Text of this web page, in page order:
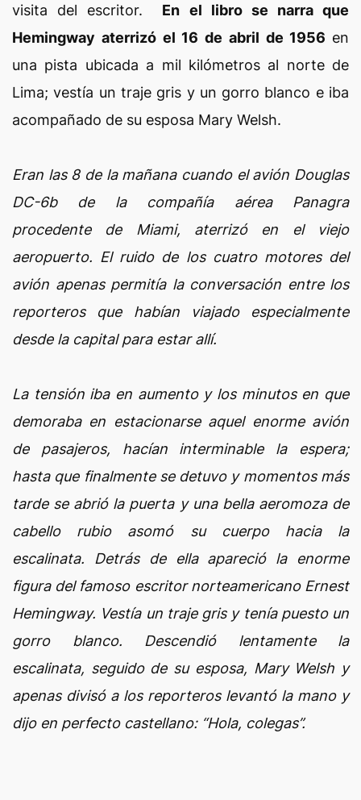
visita del escritor. En el libro se narra que
Hemingway aterrizó el 16 de abril de 1956 en
una pista ubicada a mil kilómetros al norte de
Lima; vestía un traje gris y un gorro blanco e iba
acompañado de su esposa Mary Welsh.
Eran las 8 de la mañana cuando el avión Douglas
DC-6b de la compañía aérea Panagra
procedente de Miami, aterrizó en el viejo
aeropuerto. El ruido de los cuatro motores del
avión apenas permitía la conversación entre los
reporteros que habían viajado especialmente
desde la capital para estar allí.
La tensión iba en aumento y los minutos en que
demoraba en estacionarse aquel enorme avión
de pasajeros, hacían interminable la espera;
hasta que finalmente se detuvo y momentos más
tarde se abrió la puerta y una bella aeromoza de
cabello rubio asomó su cuerpo hacia la
escalinata. Detrás de ella apareció la enorme
figura del famoso escritor norteamericano Ernest
Hemingway. Vestía un traje gris y tenía puesto un
gorro blanco. Descendió lentamente la
escalinata, seguido de su esposa, Mary Welsh y
apenas divisó a los reporteros levantó la mano y
dijo en perfecto castellano: “Hola, colegas”.